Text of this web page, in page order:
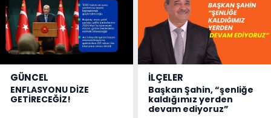
GÜNCEL
ENFLASYONU DİZE
GETİRECEĞİZ!
İLÇELER
Başkan Şahin, “şenliğe
kaldığımız yerden
devam ediyoruz”